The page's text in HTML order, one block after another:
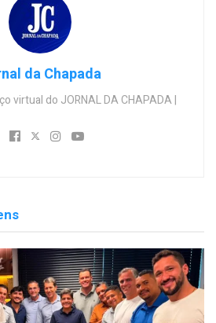
da Chapada
virtual do JORNAL DA CHAPADA |